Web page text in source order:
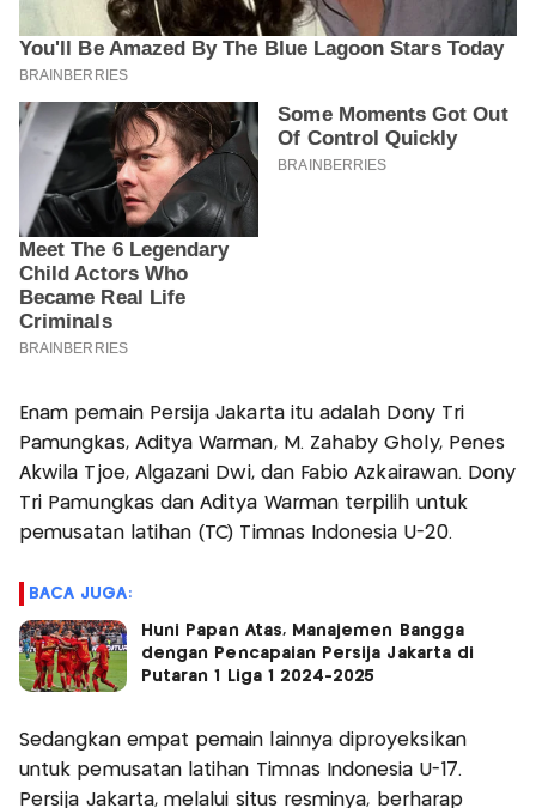
Enam pemain Persija Jakarta itu adalah Dony Tri
Pamungkas, Aditya Warman, M. Zahaby Gholy, Penes
Akwila Tjoe, Algazani Dwi, dan Fabio Azkairawan. Dony
Tri Pamungkas dan Aditya Warman terpilih untuk
pemusatan latihan (TC) Timnas Indonesia U-20.
BACA JUGA:
Huni Papan Atas, Manajemen Bangga
dengan Pencapaian Persija Jakarta di
Putaran 1 Liga 1 2024-2025
Sedangkan empat pemain lainnya diproyeksikan
untuk pemusatan latihan Timnas Indonesia U-17.
Persija Jakarta, melalui situs resminya, berharap